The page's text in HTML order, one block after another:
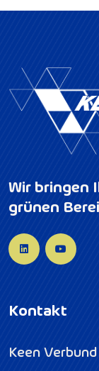
Wir bringen
grünen
Kontakt
Keen Verbund